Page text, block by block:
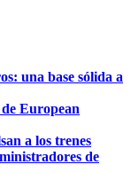
una base sólida a
European
a los trenes
de